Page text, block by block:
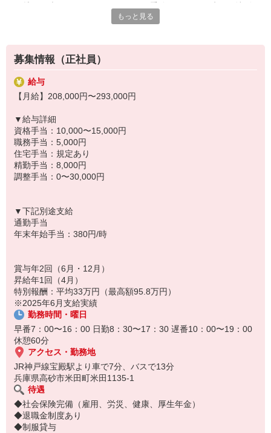
ニューの企画にもチャレンジできます。食を通じてお客様の健康と
◆キャリアパス
厨房管理者の経験から、事業部の厨房担当、さらにセンター長へと
ステップアップしていけるキャリアパスがあります。現場経験を積
みながら管理職へと昇進した職員もおり、実力に応じて成長できる
フィールドが整っています。「もっと大きな視点で厨房業務に関わ
◆幅広い世代が活躍中
20代から60代まで幅広い世代のスタッフが活躍中！「子育てが落ち
着いたので再び社会に出たい」「人の役に立つ仕事がしたい」とい
う方に最適です。分からないことや困ったことがあれば、すぐにフ
ォローし合える環境なので、安心してチャレンジできます。年齢に
もっと見る
募集情報（正社員）
給与
【月給】208,000円〜293,000円
▼給与詳細
資格手当：10,000〜15,000円
職務手当：5,000円
住宅手当：規定あり
精勤手当：8,000円
調整手当：0〜30,000円
▼下記別途支給
通勤手当
年末年始手当：380円/時
賞与年2回（6月・12月）
昇給年1回（4月）
特別報酬：平均33万円（最高額95.8万円）
※2025年6月支給実績
勤務時間・曜日
早番7：00〜16：00 日勤8：30〜17：30 遅番10：00〜19：00
休憩60分
アクセス・勤務地
JR神戸線宝殿駅より車で7分、バスで13分
兵庫県高砂市米田町米田1135-1
待遇
◆社会保険完備（雇用、労災、健康、厚生年金）
◆退職金制度あり
◆制服貸与